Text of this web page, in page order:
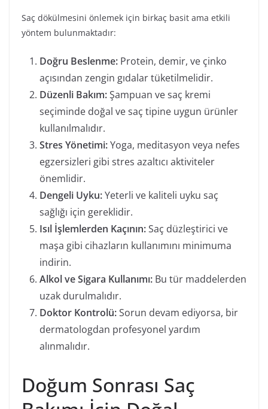
Saç dökülmesini önlemek için birkaç basit ama etkili
yöntem bulunmaktadır:
Doğru Beslenme: Protein, demir, ve çinko
açısından zengin gıdalar tüketilmelidir.
Düzenli Bakım:Şampuan ve saç kremi
seçiminde doğal ve saç tipine uygun ürünler
kullanılmalıdır.
Stres Yönetimi:Yoga, meditasyon veya nefes
egzersizleri gibi stres azaltıcı aktiviteler
önemlidir.
Dengeli Uyku:Yeterli ve kaliteli uyku saç
sağlığı için gereklidir.
Isıl İşlemlerden Kaçının:Saç düzleştirici ve
maşa gibi cihazların kullanımını minimuma
indirin.
Alkol ve Sigara Kullanımı: Bu tür maddelerden
uzak durulmalıdır.
Doktor Kontrolü:Sorun devam ediyorsa, bir
dermatologdan profesyonel yardım
alınmalıdır.
Doğum Sonrası Saç